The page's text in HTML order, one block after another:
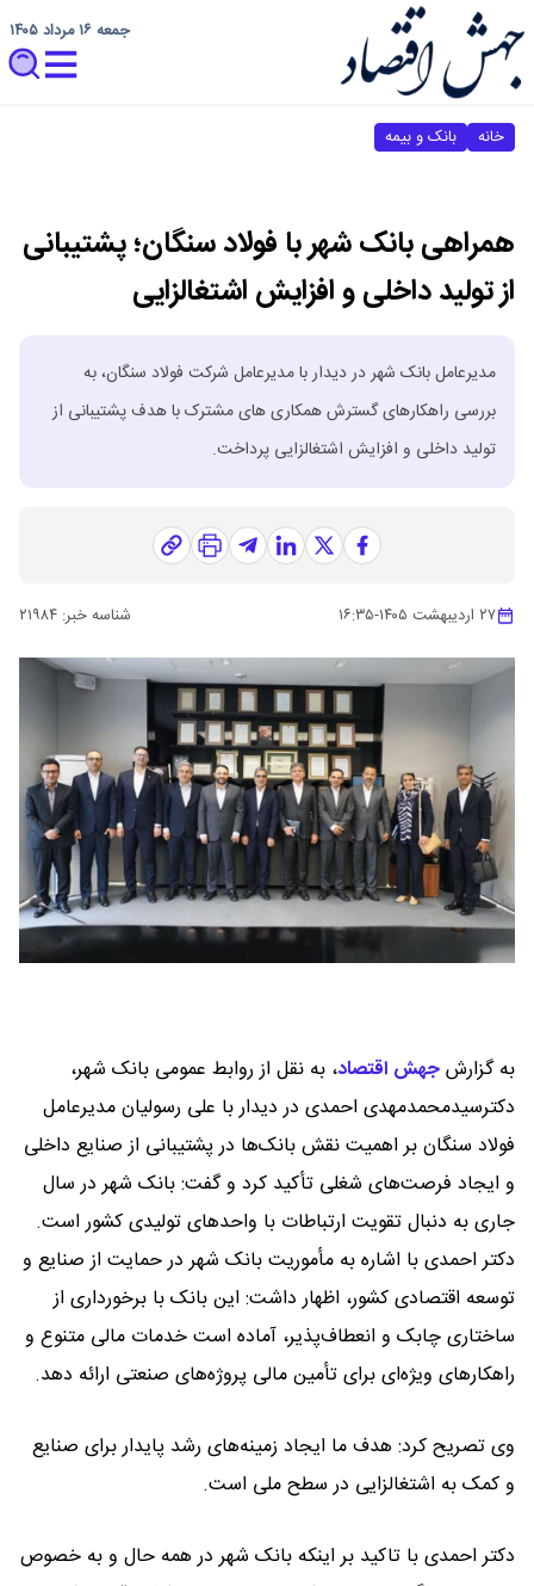
جمعه ۱۶ مرداد ۱۴۰۵
خانه بانک و بیمه
همراهی بانک شهر با فولاد سنگان؛ پشتیبانی
از تولید داخلی و افزایش اشتغالزایی
مدیرعامل بانک شهر در دیدار با مدیرعامل شرکت فولاد سنگان، به
بررسی راهکارهای گسترش همکاری های مشترک با هدف پشتیبانی از
تولید داخلی و افزایش اشتغالزایی پرداخت.
۲۷ اردیبهشت ۱۴۰۵ -۱۶:۳۵ شناسه خبر: ۲۱۹۸۴
به گزارشجهش اقتصاد، به نقل از روابط عمومی بانک شهر،
دکترسیدمحمدمهدی احمدی در دیدار با علی رسولیان مدیرعامل
فولاد سنگان بر اهمیت نقش بانک‌ها در پشتیبانی از صنایع داخلی
و ایجاد فرصت‌های شغلی تأکید کرد و گفت: بانک شهر در سال
جاری به دنبال تقویت ارتباطات با واحدهای تولیدی کشور است.
دکتر احمدی با اشاره به مأموریت بانک شهر در حمایت از صنایع و
توسعه اقتصادی کشور، اظهار داشت: این بانک با برخورداری از
ساختاری چابک و انعطاف‌پذیر، آماده است خدمات مالی متنوع و
راهکارهای ویژه‌ای برای تأمین مالی پروژه‌های صنعتی ارائه دهد.
وی تصریح کرد: هدف ما ایجاد زمینه‌های رشد پایدار برای صنایع
و کمک به اشتغالزایی در سطح ملی است.
دکتر احمدی با تاکید بر اینکه بانک شهر در همه حال و به خصوص